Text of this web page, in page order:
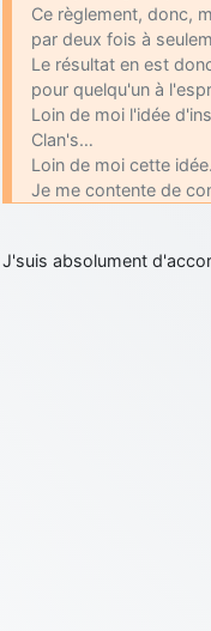
Ce règlement, donc,
par deux fois à
Le résultat en est
pour quelqu'un à
Loin de moi l'idée
Clan's…
Loin de moi cette idée.
Je me contente de
J'suis absolument